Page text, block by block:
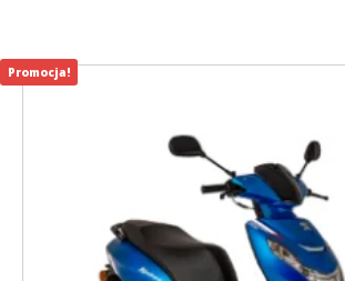
Promocja!